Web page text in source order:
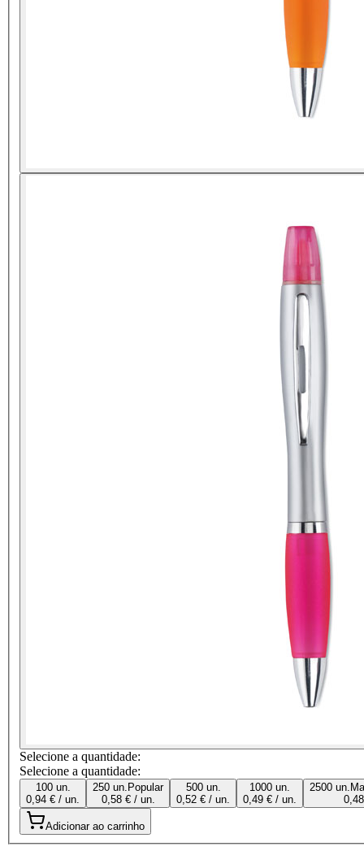
Selecione a quantidade:
Selecione a quantidade:
100 un.
0,94 € / un.
250 un. Popular
0,58 € / un.
500 un.
0,52 € / un.
1000 un.
0,49 € / un.
2500 un.
Adicionar ao carrinho